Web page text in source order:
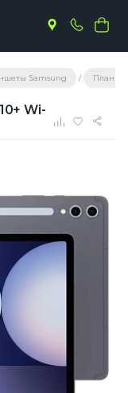
Samsung
Wi-